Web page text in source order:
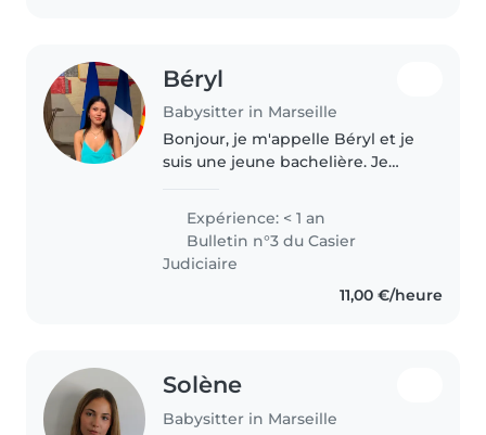
Béryl
Babysitter in Marseille
Bonjour, je m'appelle Béryl et je
suis une jeune bachelière. Je
babysitting pour garder des
enfants de manière ponctuelle
ou régulière. J'aime beaucoup
Expérience: < 1 an
Bulletin n°3 du Casier
Judiciaire
11,00 €/heure
Solène
Babysitter in Marseille